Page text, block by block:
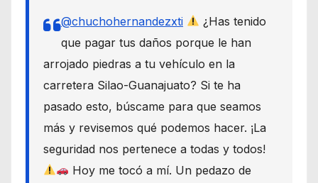
@chuchohernandezxti
¿Has tenido
que pagar tus daños porque le han
arrojado piedras a tu vehículo en la
carretera Silao-Guanajuato? Si te ha
pasado esto, búscame para que seamos
más y revisemos qué podemos hacer. ¡La
seguridad nos pertenece a todas y todos!
Hoy me tocó a mí. Un pedazo de